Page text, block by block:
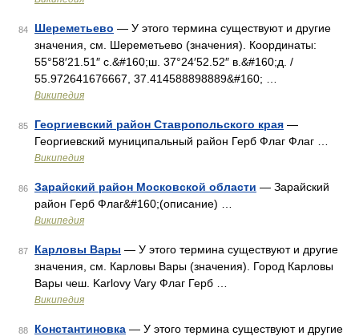
84 Шереметьево — У этого термина существуют и другие
значения, см. Шереметьево (значения). Координаты:
55°58′21.51″ с.&#160;ш. 37°24′52.52″ в.&#160;д. /
55.972641676667, 37.414588898889&#160; …
Википедия
85 Георгиевский район Ставропольского края —
Георгиевский муниципальный район Герб Флаг Флаг …
Википедия
86 Зарайский район Московской области — Зарайский
район Герб Флаг&#160;(описание) …
Википедия
87 Карловы Вары — У этого термина существуют и другие
значения, см. Карловы Вары (значения). Город Карловы
Вары чеш. Karlovy Vary Флаг Герб …
Википедия
88 Константиновка — У этого термина существуют и другие